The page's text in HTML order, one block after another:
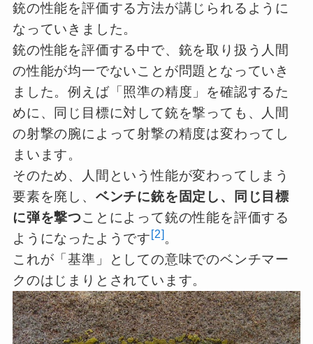
銃の性能を評価する方法が講じられるように
なっていきました。
銃の性能を評価する中で、銃を取り扱う人間
の性能が均一でないことが問題となっていき
ました。例えば「照準の精度」を確認するた
めに、同じ目標に対して銃を撃っても、人間
の射撃の腕によって射撃の精度は変わってし
まいます。
そのため、人間という性能が変わってしまう
要素を廃し、 ベンチに銃を固定し、同じ目標
に弾を撃つことによって銃の性能を評価する
ようになったようです [2] 。
これが「基準」としての意味でのベンチマー
クのはじまりとされています。